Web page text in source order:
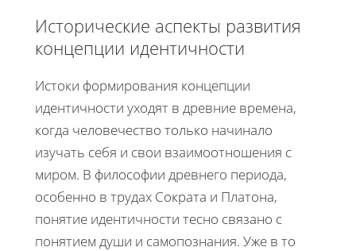
Исторические аспекты развития
концепции идентичности
Истоки формирования концепции
идентичности уходят в древние времена,
когда человечество только начинало
изучать себя и свои взаимоотношения с
миром. В философии древнего периода,
особенно в трудах Сократа и Платона,
понятие идентичности тесно связано с
понятием души и самопознания. Уже в то